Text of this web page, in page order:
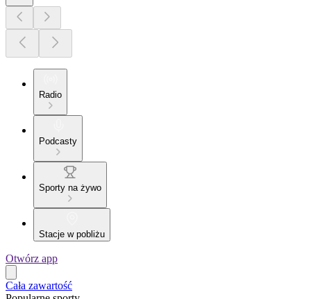
Radio
Podcasty
Sporty na żywo
Stacje w pobliżu
Otwórz app
Cała zawartość